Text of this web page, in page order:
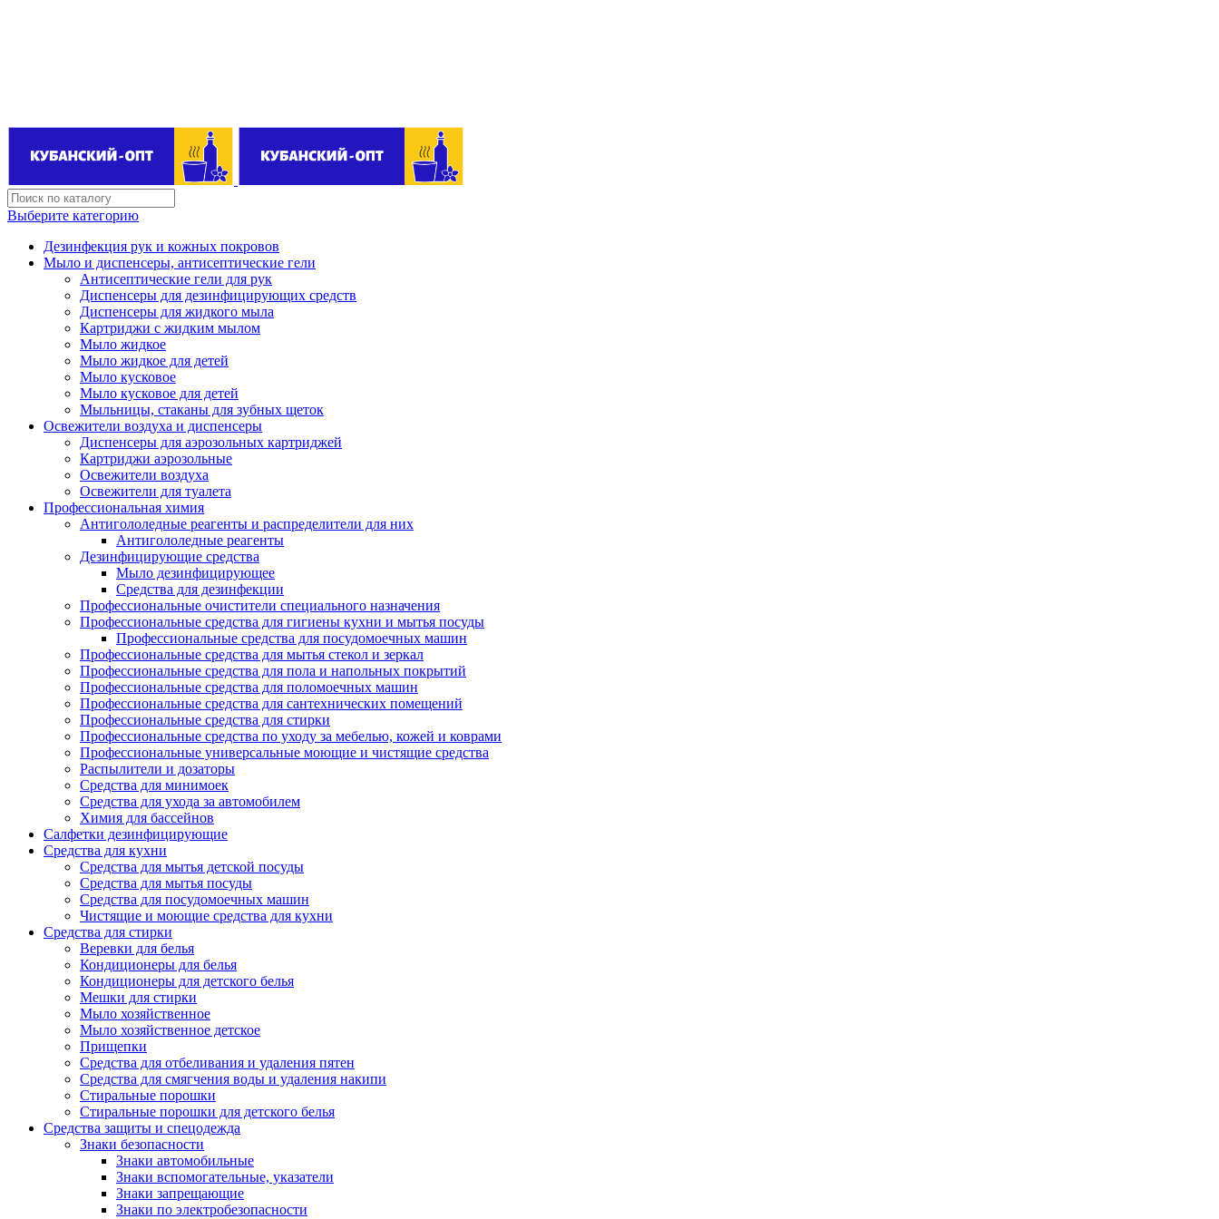
Выберите категорию
Дезинфекция рук и кожных покровов
Мыло и диспенсеры, антисептические гели
Антисептические гели для рук
Диспенсеры для дезинфицирующих средств
Диспенсеры для жидкого мыла
Картриджи с жидким мылом
Мыло жидкое
Мыло жидкое для детей
Мыло кусковое
Мыло кусковое для детей
Мыльницы, стаканы для зубных щеток
Освежители воздуха и диспенсеры
Диспенсеры для аэрозольных картриджей
Картриджи аэрозольные
Освежители воздуха
Освежители для туалета
Профессиональная химия
Антигололедные реагенты и распределители для них
Антигололедные реагенты
Дезинфицирующие средства
Мыло дезинфицирующее
Средства для дезинфекции
Профессиональные очистители специального назначения
Профессиональные средства для гигиены кухни и мытья посуды
Профессиональные средства для посудомоечных машин
Профессиональные средства для мытья стекол и зеркал
Профессиональные средства для пола и напольных покрытий
Профессиональные средства для поломоечных машин
Профессиональные средства для сантехнических помещений
Профессиональные средства для стирки
Профессиональные средства по уходу за мебелью, кожей и коврами
Профессиональные универсальные моющие и чистящие средства
Распылители и дозаторы
Средства для минимоек
Средства для ухода за автомобилем
Химия для бассейнов
Салфетки дезинфицирующие
Средства для кухни
Средства для мытья детской посуды
Средства для мытья посуды
Средства для посудомоечных машин
Чистящие и моющие средства для кухни
Средства для стирки
Веревки для белья
Кондиционеры для белья
Кондиционеры для детского белья
Мешки для стирки
Мыло хозяйственное
Мыло хозяйственное детское
Прищепки
Средства для отбеливания и удаления пятен
Средства для смягчения воды и удаления накипи
Стиральные порошки
Стиральные порошки для детского белья
Средства защиты и спецодежда
Знаки безопасности
Знаки автомобильные
Знаки вспомогательные, указатели
Знаки запрещающие
Знаки по электробезопасности